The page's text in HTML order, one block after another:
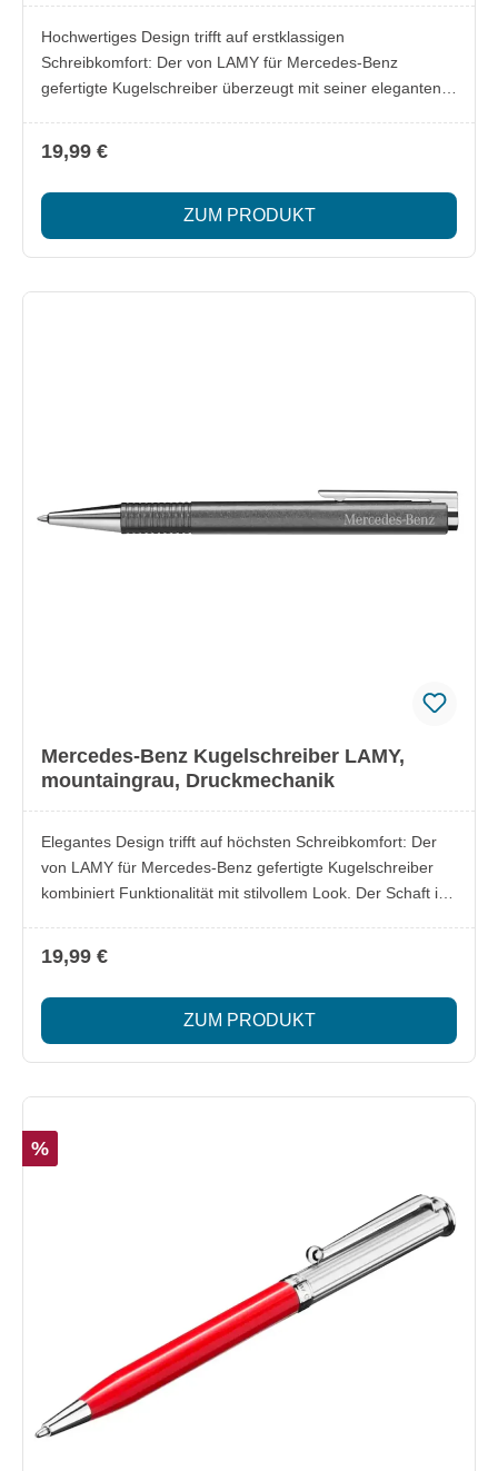
Hochwertiges Design trifft auf erstklassigen
Schreibkomfort: Der von LAMY für Mercedes-Benz
gefertigte Kugelschreiber überzeugt mit seiner eleganten
an Clip und Spitze ergänzt. Mit seiner präzisen
Druckmechanik und der blau schreibenden Großraummine
LAMY M 16 ist er ein idealer Begleiter. Verpackt in einer
stilvollen Reagenzglas-Verpackung. Lieferumfang: 1x
Verarbeitung aus Kunststoff und Edelstahl Schaft in
19,99 €
ZUM PRODUKT
Mercedes-Benz Kugelschreiber LAMY,
mountaingrau, Druckmechanik
Elegantes Design trifft auf höchsten Schreibkomfort: Der
von LAMY für Mercedes-Benz gefertigte Kugelschreiber
kombiniert Funktionalität mit stilvollem Look. Der Schaft in
zuverlässigen Druckmechanik und der schwarz
schreibenden Großraummine LAMY M 16 ist er der ideale
Begleiter für den Alltag. Geliefert in einer dekorativen
Reagenzglas-Verpackung. Lieferumfang: 1x
Verarbeitung aus Kunststoff und Edelstahl Schaft in
aus Edelstahl für edle Akzente Praktische Druckmechanik
Made for Mercedes-Benz by LAMY Made in Germany
19,99 €
ZUM PRODUKT
%